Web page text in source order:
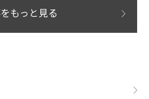
もっと見る